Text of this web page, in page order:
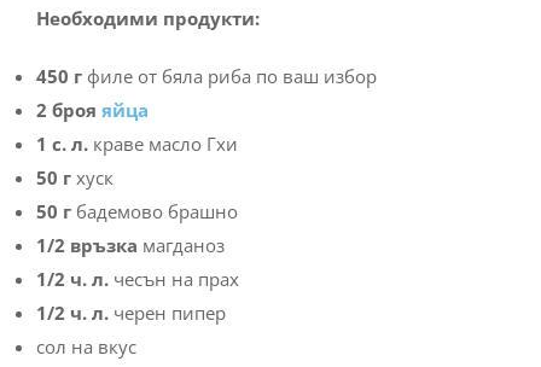
Необходими продукти:
450 гфиле от бяла риба по ваш избор
2 броя яйца
1 с. л.краве масло Гхи
50 гхуск
50 гбадемово брашно
1/2 връзка магданоз
1/2 ч. л.чесън на прах
1/2 ч. л.черен пипер
сол на вкус